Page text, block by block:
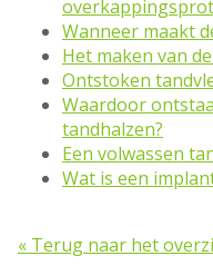
Wanneer maakt
Het maken van
Ontstoken
Waardoor
tandhalzen?
Een volwassen
Wat is een
« Terug naar het